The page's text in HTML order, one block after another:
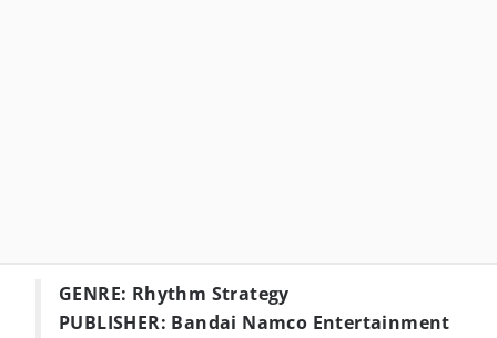
GENRE: Rhythm Strategy
PUBLISHER: Bandai Namco Entertainment